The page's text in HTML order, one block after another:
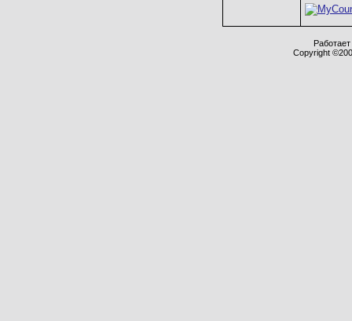
Администрация форума
переносить или закрывать
Copyright